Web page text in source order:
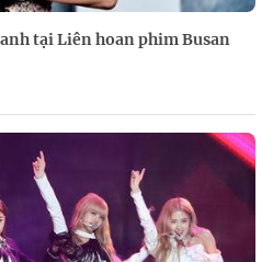
tại Liên hoan phim Busan